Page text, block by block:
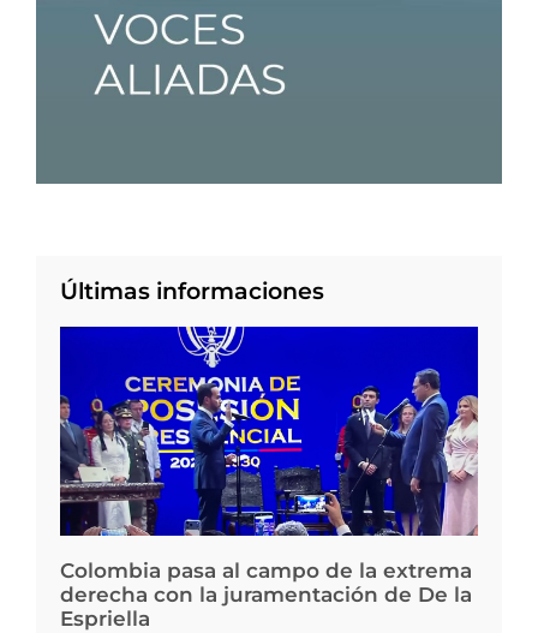
Últimas informaciones
Colombia pasa al campo de la extrema
derecha con la juramentación de De la
Espriella